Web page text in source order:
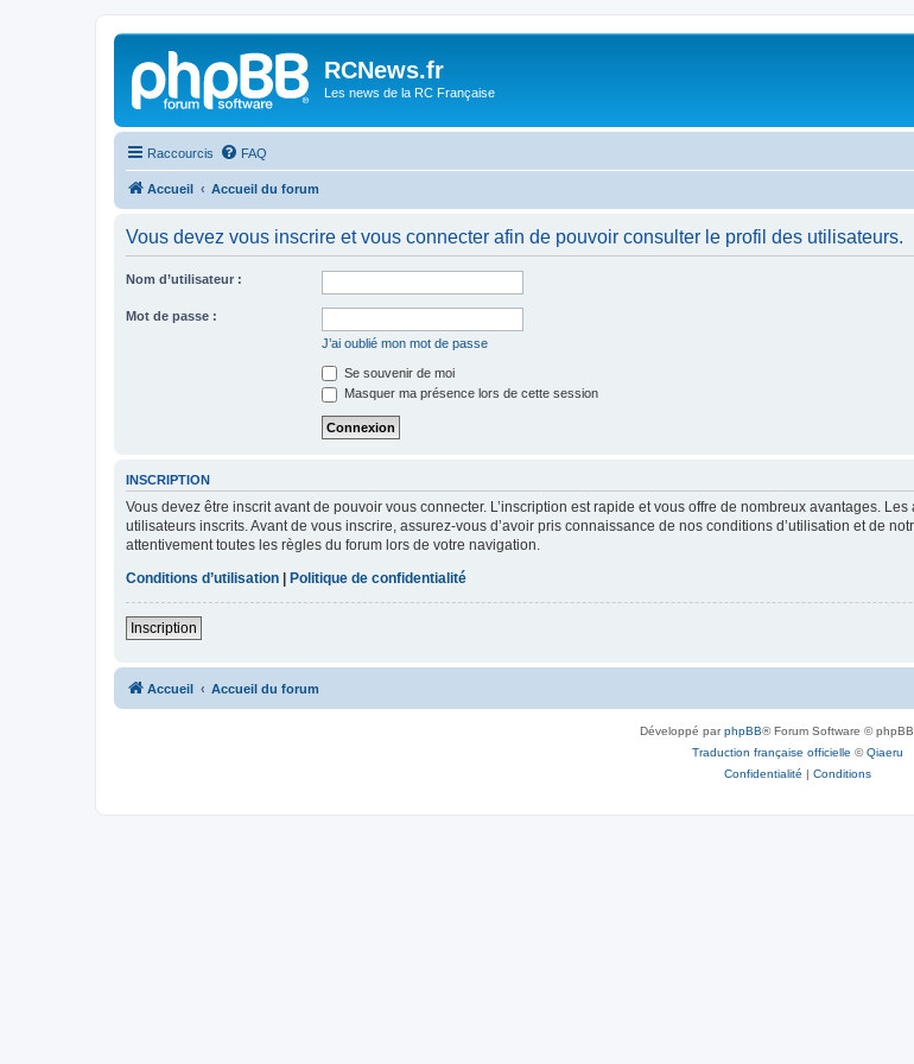
RCNews.fr
Les news de la RC Française
Raccourcis FAQ
Accueil Accueil du forum
Vous devez vous inscrire et vous connecter afin de pouvoir consulter le profil des utilisateurs.
Nom d’utilisateur :
Mot de passe :
J’ai oublié mon mot de passe
Se souvenir de moi
Masquer ma présence lors de cette session
INSCRIPTION
Vous devez être inscrit avant de pouvoir vous connecter. L’inscription est rapide et vous offre de nombreux avantages.
utilisateurs inscrits. Avant de vous inscrire, assurez-vous d’avoir pris connaissance de nos conditions d’utilisation et de
attentivement toutes les règles du forum lors de votre navigation.
Conditions d’utilisation
Politique de confidentialité
Inscription
Accueil Accueil du forum
Développé parphpBB® Forum Software ©
Traduction française officielle ©Qiaeru
Confidentialité | Conditions